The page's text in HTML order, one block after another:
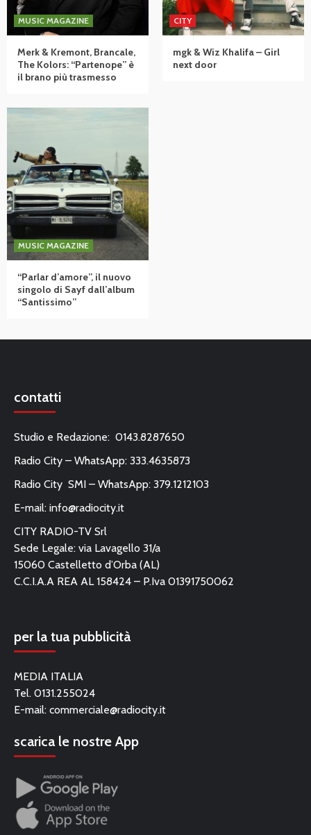
MUSIC MAGAZINE
Merk & Kremont, Brancale,
The Kolors: “Partenope” è
il brano più trasmesso
CITY
mgk & Wiz Khalifa – Girl
next door
MUSIC MAGAZINE
“Parlar d’amore”, il nuovo
singolo di Sayf dall’album
“Santissimo”
contatti
Studio e Redazione: 0143.8287650
Radio City – WhatsApp: 333.4635873
Radio City SMI – WhatsApp: 379.1212103
E-mail: info@radiocity.it
CITY RADIO-TV Srl
Sede Legale: via Lavagello 31/a
15060 Castelletto d’Orba (AL)
C.C.I.A.A REA AL 158424 – P.Iva 01391750062
per la tua pubblicità
MEDIA ITALIA
Tel. 0131.255024
E-mail: commerciale@radiocity.it
scarica le nostre App